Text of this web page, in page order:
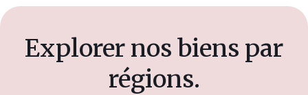
Explorer nos biens par
régions.